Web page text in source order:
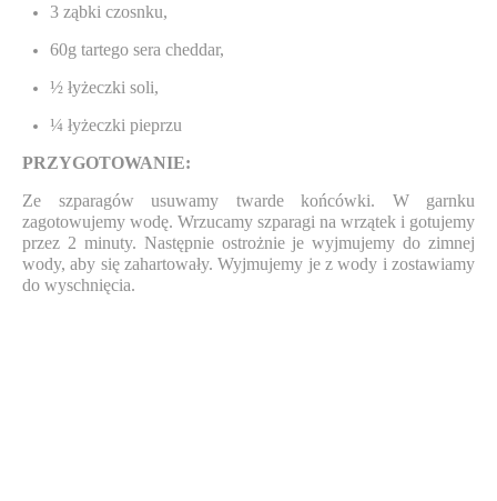
3 ząbki czosnku,
60g tartego sera cheddar,
½ łyżeczki soli,
¼ łyżeczki pieprzu
PRZYGOTOWANIE:
Ze szparagów usuwamy twarde końcówki. W garnku
zagotowujemy wodę. Wrzucamy szparagi na wrzątek i gotujemy
przez 2 minuty. Następnie ostrożnie je wyjmujemy do zimnej
wody, aby się zahartowały. Wyjmujemy je z wody i zostawiamy
do wyschnięcia.